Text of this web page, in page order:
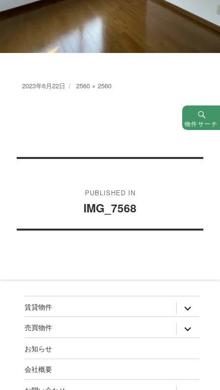
Posted
2023年6月22日
Full
2560 × 2560
ゲ
ン
PUBLISHED IN
IMG_7568
物件サーチ
賃貸物件 expand
child
menu
売買物件 expand
child
menu
お知らせ
会社概要